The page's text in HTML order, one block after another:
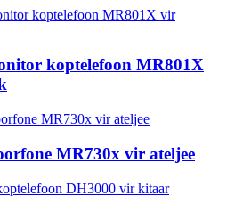
koptelefoon MR801X
MR730x vir ateljee